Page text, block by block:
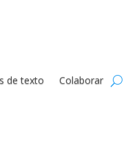
de texto Colaborar